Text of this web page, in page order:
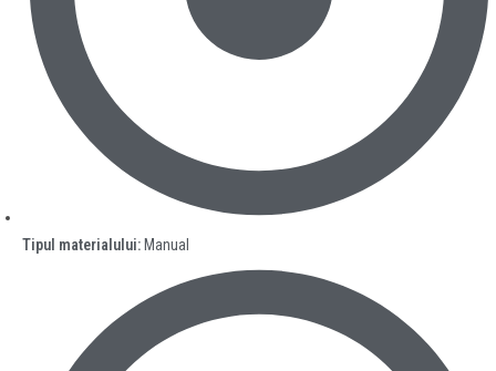
Tipul materialului: Manual